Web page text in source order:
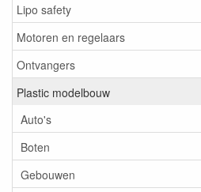
Lipo safety
Motoren en regelaars
Ontvangers
Plastic modelbouw
Auto's
Boten
Gebouwen